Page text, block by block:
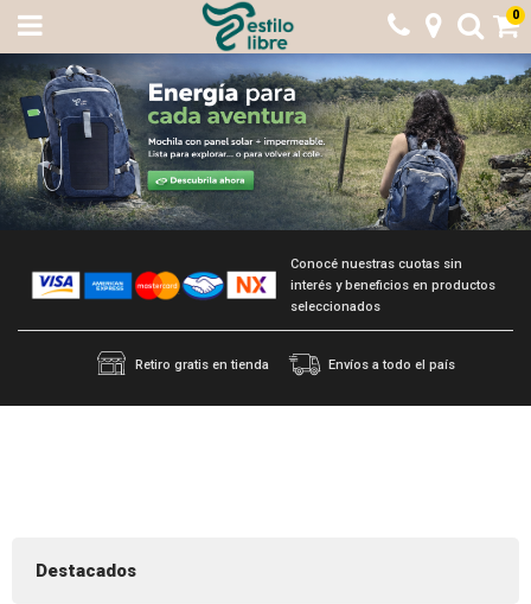
0
Conocé nuestras cuotas sin
interés y beneficios en productos
seleccionados
Retiro gratis en tienda Envíos a todo el país
Destacados